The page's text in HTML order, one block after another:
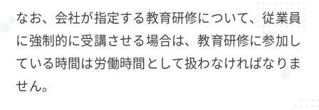
なお、会社が指定する教育研修について、従業員
に強制的に受講させる場合は、教育研修に参加し
ている時間は労働時間として扱わなければなりま
せん。